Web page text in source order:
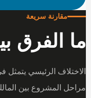
مقارنة سريعة
ما الفرق
الاختلاف الرئيسي يتمثل
مراحل المشروع بين